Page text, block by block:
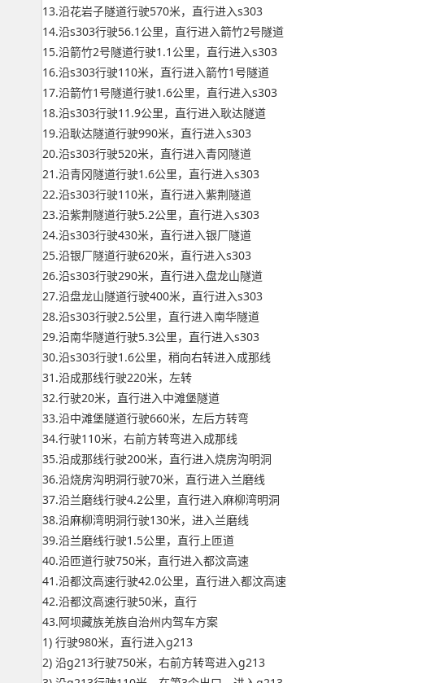
13.沿花岩子隧道行驶570米，直行进入s303
14.沿s303行驶56.1公里，直行进入箭竹2号隧道
15.沿箭竹2号隧道行驶1.1公里，直行进入s303
16.沿s303行驶110米，直行进入箭竹1号隧道
17.沿箭竹1号隧道行驶1.6公里，直行进入s303
18.沿s303行驶11.9公里，直行进入耿达隧道
19.沿耿达隧道行驶990米，直行进入s303
20.沿s303行驶520米，直行进入青冈隧道
21.沿青冈隧道行驶1.6公里，直行进入s303
22.沿s303行驶110米，直行进入紫荆隧道
23.沿紫荆隧道行驶5.2公里，直行进入s303
24.沿s303行驶430米，直行进入银厂隧道
25.沿银厂隧道行驶620米，直行进入s303
26.沿s303行驶290米，直行进入盘龙山隧道
27.沿盘龙山隧道行驶400米，直行进入s303
28.沿s303行驶2.5公里，直行进入南华隧道
29.沿南华隧道行驶5.3公里，直行进入s303
30.沿s303行驶1.6公里，稍向右转进入成那线
31.沿成那线行驶220米，左转
32.行驶20米，直行进入中滩堡隧道
33.沿中滩堡隧道行驶660米，左后方转弯
34.行驶110米，右前方转弯进入成那线
35.沿成那线行驶200米，直行进入烧房沟明洞
36.沿烧房沟明洞行驶70米，直行进入兰磨线
37.沿兰磨线行驶4.2公里，直行进入麻柳湾明洞
38.沿麻柳湾明洞行驶130米，进入兰磨线
39.沿兰磨线行驶1.5公里，直行上匝道
40.沿匝道行驶750米，直行进入都汶高速
41.沿都汶高速行驶42.0公里，直行进入都汶高速
42.沿都汶高速行驶50米，直行
43.阿坝藏族羌族自治州内驾车方案
1) 行驶980米，直行进入g213
2) 沿g213行驶750米，右前方转弯进入g213